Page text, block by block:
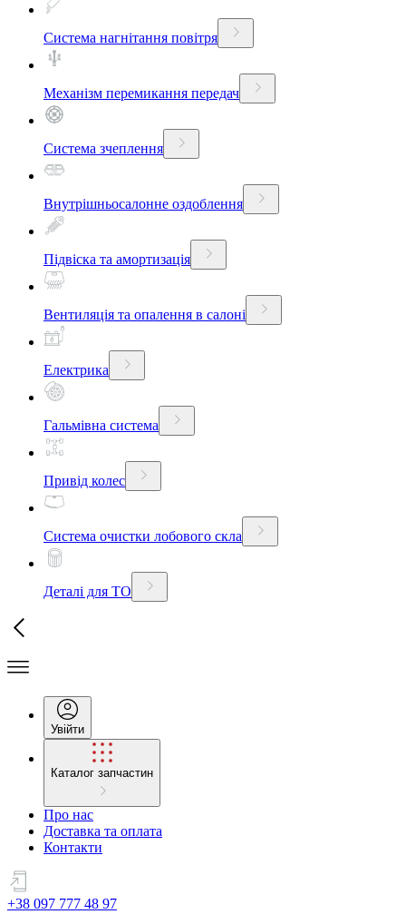
Система нагнітання повітря
Механізм перемикання передач
Система зчеплення
Внутрішньосалонне оздоблення
Підвіска та амортизація
Вентиляція та опалення в салоні
Електрика
Гальмівна система
Привід колес
Система очистки лобового скла
Деталі для ТО
Увійти
Каталог запчастин
Про нас
Доставка та оплата
Контакти
+38 097 777 48 97